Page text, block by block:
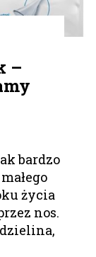
–
bardzo
życia
nos.